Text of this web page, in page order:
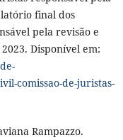
final dos
pela revisão e
Disponível em:
comissao-de-juristas-
Rampazzo.